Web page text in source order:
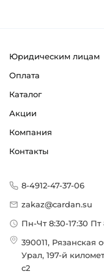
Юридическим лицам
Оплата
Каталог
Акции
Компания
Контакты
8-4912-47-37-06
zakaz@cardan.su
Пн-Чт 8:30-17:30 Пт
390011, Рязанская
Урал, 197-й
с2